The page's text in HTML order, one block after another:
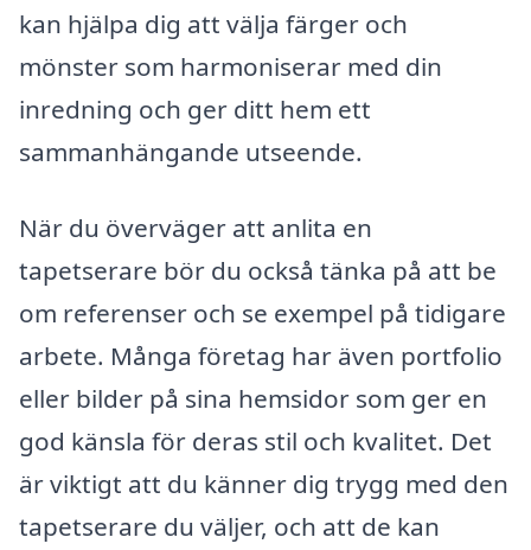
kan hjälpa dig att välja färger och
mönster som harmoniserar med din
inredning och ger ditt hem ett
sammanhängande utseende.
När du överväger att anlita en
tapetserare bör du också tänka på att be
om referenser och se exempel på tidigare
arbete. Många företag har även portfolio
eller bilder på sina hemsidor som ger en
god känsla för deras stil och kvalitet. Det
är viktigt att du känner dig trygg med den
tapetserare du väljer, och att de kan